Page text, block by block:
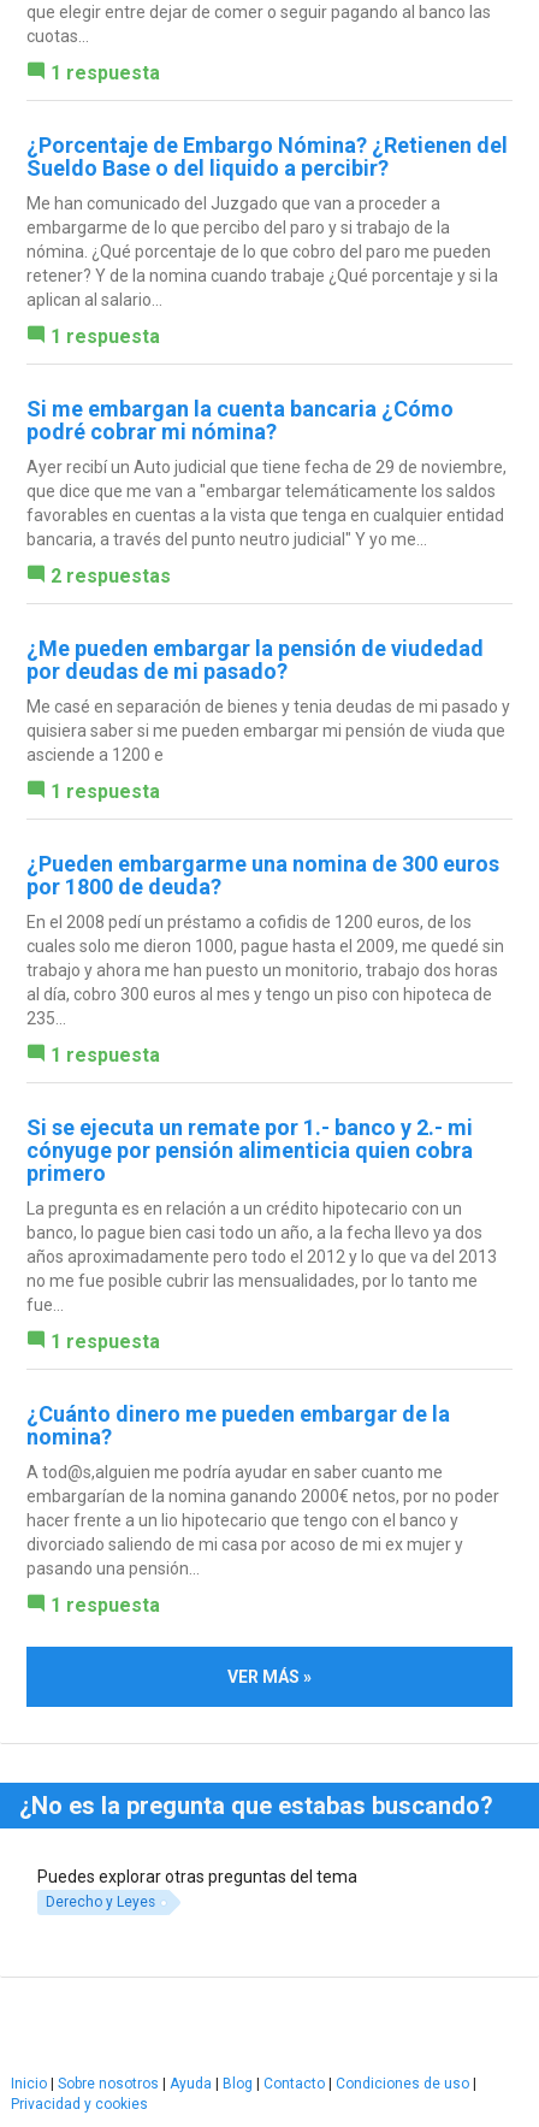
que elegir entre dejar de comer o seguir pagando al banco las
cuotas...
1 respuesta
¿Porcentaje de Embargo Nómina? ¿Retienen del
Sueldo Base o del liquido a percibir?
Me han comunicado del Juzgado que van a proceder a
embargarme de lo que percibo del paro y si trabajo de la
nómina. ¿Qué porcentaje de lo que cobro del paro me pueden
retener? Y de la nomina cuando trabaje ¿Qué porcentaje y si la
aplican al salario...
1 respuesta
Si me embargan la cuenta bancaria ¿Cómo
podré cobrar mi nómina?
Ayer recibí un Auto judicial que tiene fecha de 29 de noviembre,
que dice que me van a "embargar telemáticamente los saldos
favorables en cuentas a la vista que tenga en cualquier entidad
bancaria, a través del punto neutro judicial" Y yo me...
2 respuestas
¿Me pueden embargar la pensión de viudedad
por deudas de mi pasado?
Me casé en separación de bienes y tenia deudas de mi pasado y
quisiera saber si me pueden embargar mi pensión de viuda que
asciende a 1200 e
1 respuesta
¿Pueden embargarme una nomina de 300 euros
por 1800 de deuda?
En el 2008 pedí un préstamo a cofidis de 1200 euros, de los
cuales solo me dieron 1000, pague hasta el 2009, me quedé sin
trabajo y ahora me han puesto un monitorio, trabajo dos horas
al día, cobro 300 euros al mes y tengo un piso con hipoteca de
235...
1 respuesta
Si se ejecuta un remate por 1.- banco y 2.- mi
cónyuge por pensión alimenticia quien cobra
primero
La pregunta es en relación a un crédito hipotecario con un
banco, lo pague bien casi todo un año, a la fecha llevo ya dos
años aproximadamente pero todo el 2012 y lo que va del 2013
no me fue posible cubrir las mensualidades, por lo tanto me
fue...
1 respuesta
¿Cuánto dinero me pueden embargar de la
nomina?
A tod@s,alguien me podría ayudar en saber cuanto me
embargarían de la nomina ganando 2000€ netos, por no poder
hacer frente a un lio hipotecario que tengo con el banco y
divorciado saliendo de mi casa por acoso de mi ex mujer y
pasando una pensión...
1 respuesta
VER MÁS »
¿No es la pregunta que estabas buscando?
Puedes explorar otras preguntas del tema
Derecho y Leyes
Inicio | Sobre nosotros | Ayuda | Blog | Contacto | Condiciones de uso |
Privacidad y cookies